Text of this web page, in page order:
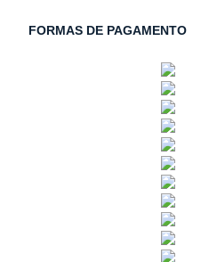
FORMAS DE PAGAMENTO